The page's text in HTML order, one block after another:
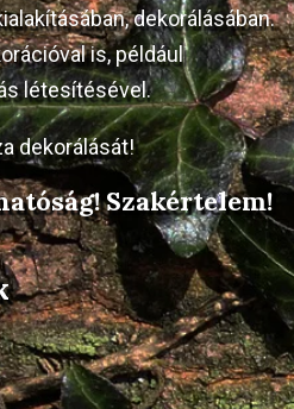
dekorálásában.
is, például
létesítésével.
dekorálását!
Szakértelem!